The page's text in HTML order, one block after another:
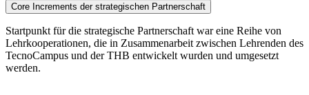
Core Increments der strategischen Partnerschaft
Startpunkt für die strategische Partnerschaft war eine Reihe von
Lehrkooperationen, die in Zusammenarbeit zwischen Lehrenden des
TecnoCampus und der THB entwickelt wurden und umgesetzt
werden.